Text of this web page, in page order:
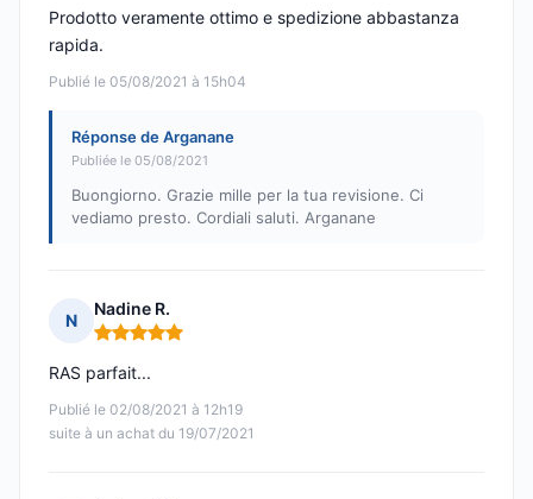
Publié le 05/08/2021 à 15h04
Prodotto veramente ottimo e spedizione abbastanza
rapida.
Réponse de Arganane
Publiée le 05/08/2021
Buongiorno. Grazie mille per la tua revisione. Ci
vediamo presto. Cordiali saluti. Arganane
N
Nadine R.
Note : 5 sur 5
Publié le 02/08/2021 à 12h19
suite à un achat du 19/07/2021
RAS parfait...